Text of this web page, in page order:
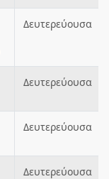
Δευτερεύουσα
Δευτερεύουσα
Δευτερεύουσα
Δευτερεύουσα